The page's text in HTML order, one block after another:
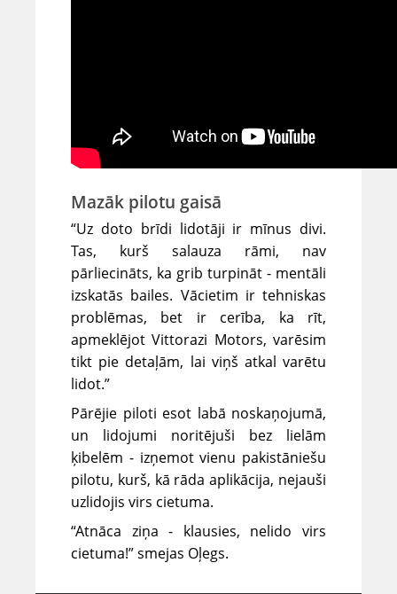
Mazāk pilotu gaisā
“Uz doto brīdi lidotāji ir mīnus divi.
Tas, kurš salauza rāmi, nav
pārliecināts, ka grib turpināt - mentāli
izskatās bailes. Vācietim ir tehniskas
problēmas, bet ir cerība, ka rīt,
apmeklējot Vittorazi Motors, varēsim
tikt pie detaļām, lai viņš atkal varētu
lidot.”
Pārējie piloti esot labā noskaņojumā,
un lidojumi noritējuši bez lielām
ķibelēm - izņemot vienu pakistāniešu
pilotu, kurš, kā rāda aplikācija, nejauši
uzlidojis virs cietuma.
“Atnāca ziņa - klausies, nelido virs
cietuma!” smejas Oļegs.